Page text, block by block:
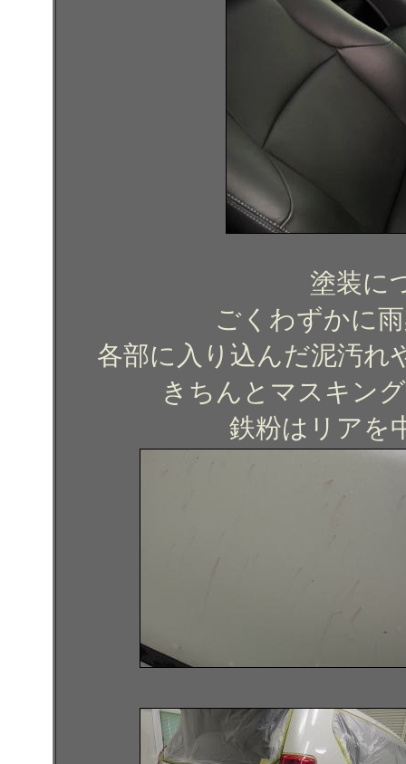
塗装に
ごくわずかに
各部に入り込んだ泥汚れ
きちんとマスキン
鉄粉はリアを